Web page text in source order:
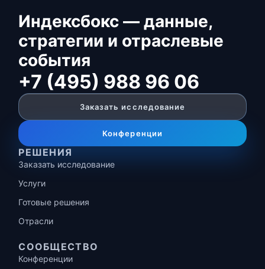
Индексбокс — данные,
стратегии и отраслевые
события
+7 (495) 988 96 06
Заказать исследование
Конференции
РЕШЕНИЯ
Заказать исследование
Услуги
Готовые решения
Отрасли
СООБЩЕСТВО
Конференции